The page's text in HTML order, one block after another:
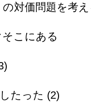
対価問題を考
こにある
たった (2)